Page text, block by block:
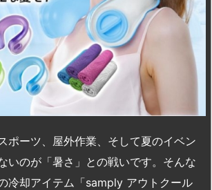
ポーツ、屋外作業、そして夏のイベン
いのが「暑さ」との戦いです。そんな
冷却アイテム「samply アウトクール